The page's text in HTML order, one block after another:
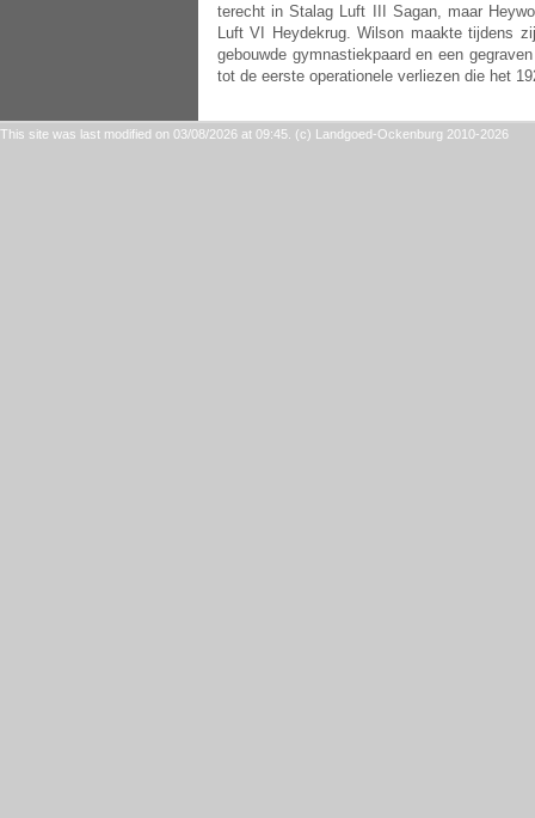
terecht in Stalag Luft III Sagan, maar
Luft VI Heydekrug. Wilson maakte tijdens
gebouwde gymnastiekpaard en een
tot de eerste operationele verliezen die het
This site was last modified on 03/08/2026 at 09:45. (c) Landgoed-Ockenburg 2010-2026